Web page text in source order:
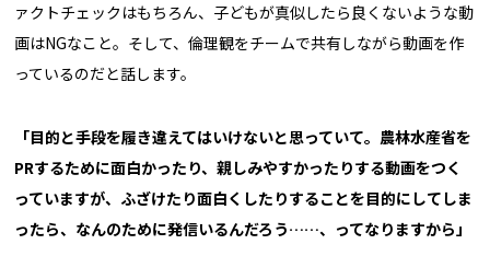
ァクトチェックはもちろん、子どもが真似したら良くないような動
画はNGなこと。そして、倫理観をチームで共有しながら動画を作
っているのだと話します。
「目的と手段を履き違えてはいけないと思っていて。農林水産省を
PRするために面白かったり、親しみやすかったりする動画をつく
っていますが、ふざけたり面白くしたりすることを目的にしてしま
ったら、なんのために発信いるんだろう……、ってなりますから」